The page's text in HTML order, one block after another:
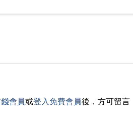
會員或登入免費會員後，方可留言